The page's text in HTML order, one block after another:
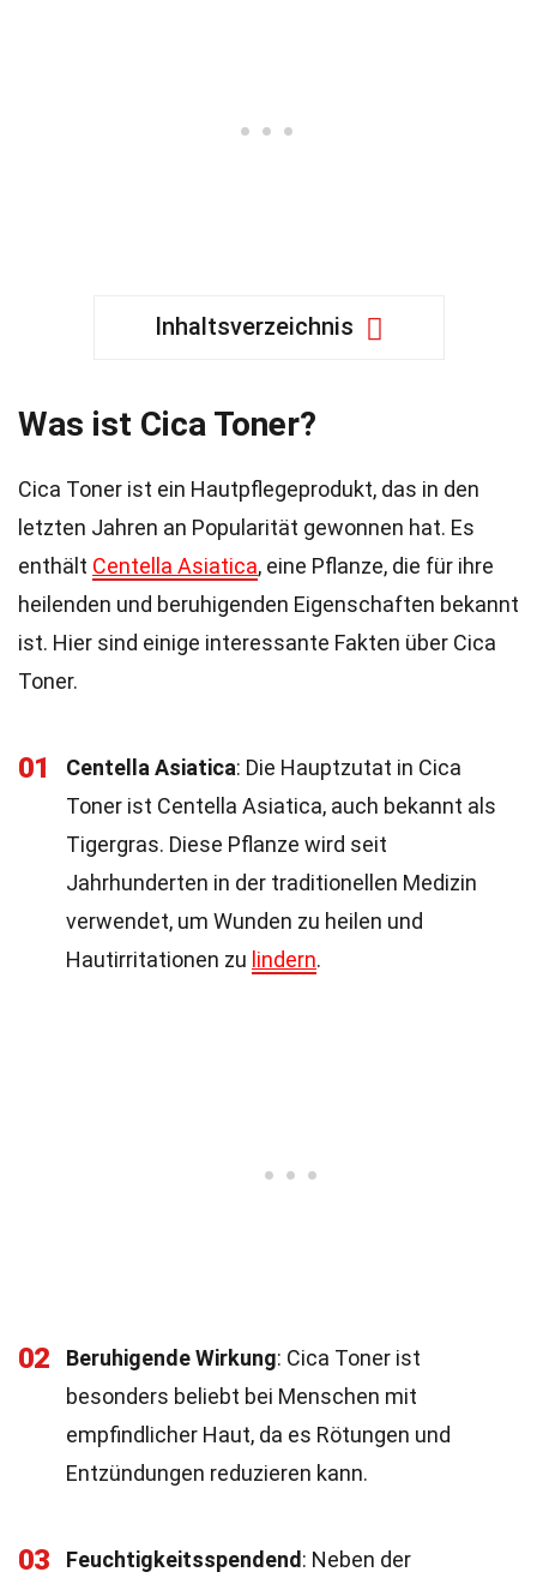
Inhaltsverzeichnis
Was ist Cica Toner?
Cica Toner ist ein Hautpflegeprodukt, das in den
letzten Jahren an Popularität gewonnen hat. Es
enthält Centella Asiatica, eine Pflanze, die für ihre
heilenden und beruhigenden Eigenschaften bekannt
ist. Hier sind einige interessante Fakten über Cica
Toner.
01 Centella Asiatica: Die Hauptzutat in Cica
Toner ist Centella Asiatica, auch bekannt als
Tigergras. Diese Pflanze wird seit
Jahrhunderten in der traditionellen Medizin
verwendet, um Wunden zu heilen und
Hautirritationen zu lindern.
02 Beruhigende Wirkung: Cica Toner ist
besonders beliebt bei Menschen mit
empfindlicher Haut, da es Rötungen und
Entzündungen reduzieren kann.
03 Feuchtigkeitsspendend : Neben der